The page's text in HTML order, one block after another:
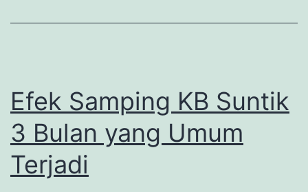
Perlu
Efek Samping KB Suntik
3 Bulan yang Umum
Terjadi